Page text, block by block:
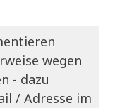
wegen
- dazu
/ Adresse im